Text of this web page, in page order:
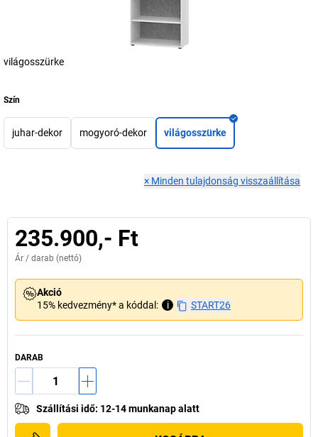
világosszürke
Szín
juhar-dekor mogyoró-dekor világosszürke
× Minden tulajdonság visszaállítása
235.900,- Ft
Ár / darab (nettó)
Akció
15% kedvezmény* a kóddal:
i START26
DARAB
Szállítási idő: 12-14 munkanap alatt